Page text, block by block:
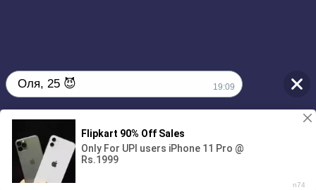
01/07
00:00
Оля, 25 😈 19:09
Без обязательств и лишних слов,
только сегодня 💦
1